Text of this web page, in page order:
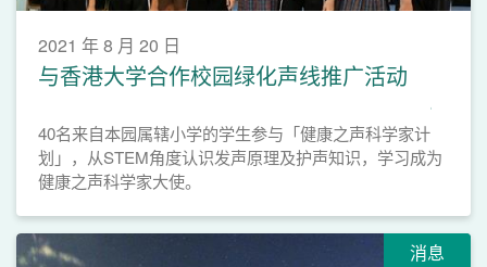
2021 年 8 月 20 日
与香港大学合作校园绿化声线推广活动
40名来自本园属辖小学的学生参与「健康之声科学家计
划」，从STEM角度认识发声原理及护声知识，学习成为
健康之声科学家大使。
消息